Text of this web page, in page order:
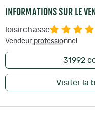
INFORMATIONS SUR LE
loisirchasse
Vendeur professionnel
31992
Visiter la